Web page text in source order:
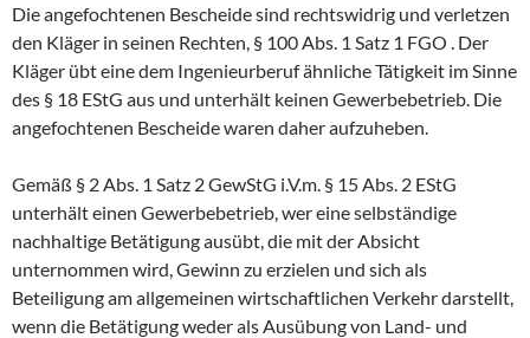
Die angefochtenen Bescheide sind rechtswidrig und verletzen
den Kläger in seinen Rechten, § 100 Abs. 1 Satz 1 FGO . Der
Kläger übt eine dem Ingenieurberuf ähnliche Tätigkeit im Sinne
des § 18 EStG aus und unterhält keinen Gewerbebetrieb. Die
angefochtenen Bescheide waren daher aufzuheben.
Gemäß § 2 Abs. 1 Satz 2 GewStG i.V.m. § 15 Abs. 2 EStG
unterhält einen Gewerbebetrieb, wer eine selbständige
nachhaltige Betätigung ausübt, die mit der Absicht
unternommen wird, Gewinn zu erzielen und sich als
Beteiligung am allgemeinen wirtschaftlichen Verkehr darstellt,
wenn die Betätigung weder als Ausübung von Land- und